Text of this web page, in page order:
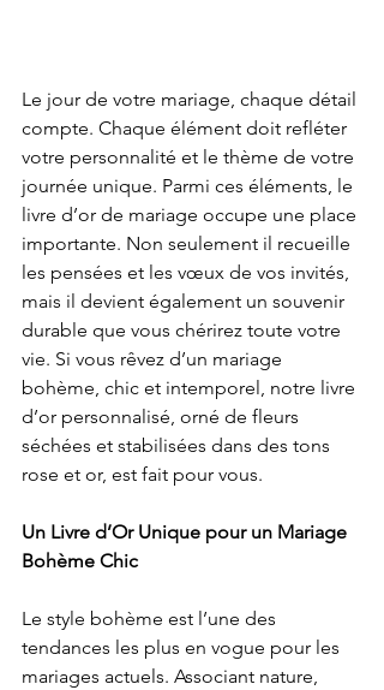
Le jour de votre mariage, chaque détail
compte. Chaque élément doit refléter
votre personnalité et le thème de votre
journée unique. Parmi ces éléments, le
livre d’or de mariage occupe une place
importante. Non seulement il recueille
les pensées et les vœux de vos invités,
mais il devient également un souvenir
durable que vous chérirez toute votre
vie. Si vous rêvez d’un mariage
bohème, chic et intemporel, notre livre
d’or personnalisé, orné de fleurs
séchées et stabilisées dans des tons
rose et or, est fait pour vous.
Un Livre d’Or Unique pour un Mariage
Bohème Chic
Le style bohème est l’une des
tendances les plus en vogue pour les
mariages actuels. Associant nature,